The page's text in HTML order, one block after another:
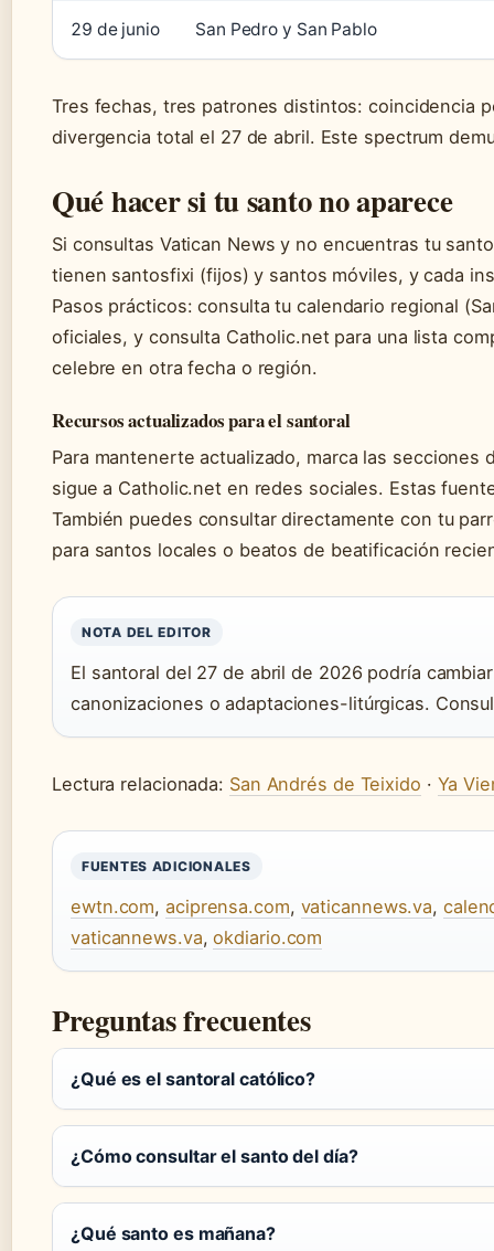
29 de junio San Pedro y San Pablo
Tres fechas, tres patrones distintos: coincidencia
divergencia total el 27 de abril. Este spectrum
Qué hacer si tu santo no aparece
Si consultas Vatican News y no encuentras tu
tienen santosfixi (fijos) y santos móviles, y cada
Pasos prácticos: consulta tu calendario regional
oficiales, y consulta Catholic.net para una lista
celebre en otra fecha o región.
Recursos actualizados para el santoral
Para mantenerte actualizado, marca las
sigue a Catholic.net en redes sociales. Estas
También puedes consultar directamente con tu
para santos locales o beatos de beatificación
NOTA DEL EDITOR
El santoral del 27 de abril de 2026 podría
canonizaciones o adaptaciones-litúrgicas.
Lectura relacionada: San Andrés de Teixido · Ya
FUENTES ADICIONALES
ewtn.com,aciprensa.com, vaticannews.va,
vaticannews.va,okdiario.com
Preguntas frecuentes
¿Qué es el santoral católico?
¿Cómo consultar el santo del día?
¿Qué santo es mañana?